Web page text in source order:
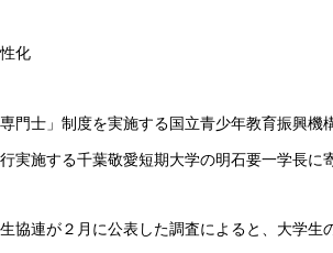
化
門士」制度を実施する国立青少年教育振興
実施する千葉敬愛短期大学の明石要一学長に
協連が２月に公表した調査によると、大学